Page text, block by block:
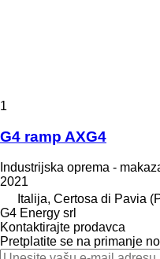
1
G4 ramp AXG4
Industrijska oprema -
2021
Italija, Certosa di Pavia
G4 Energy srl
Kontaktirajte prodavca
Pretplatite se na primanje